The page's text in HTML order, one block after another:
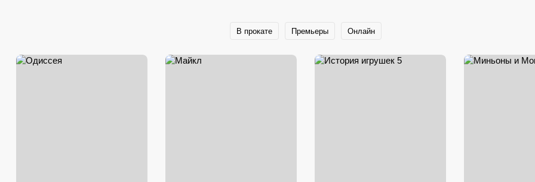
В прокате Премьеры Онлайн